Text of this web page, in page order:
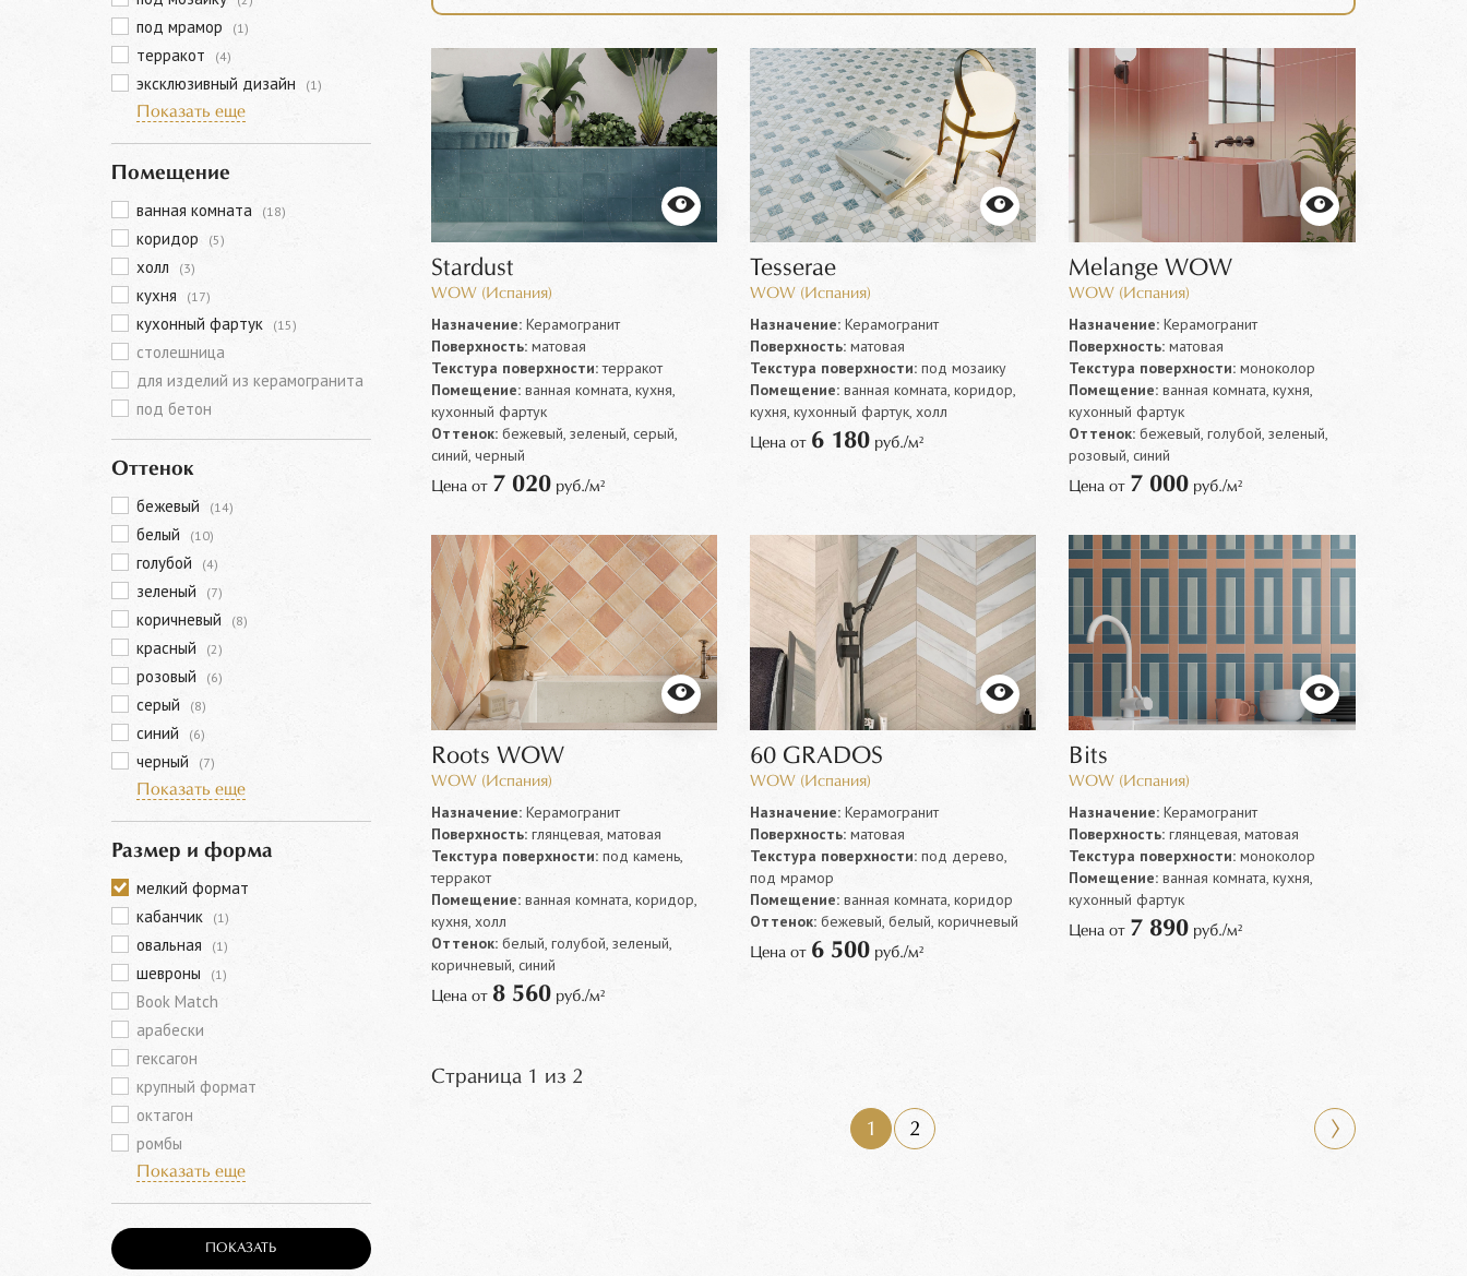
под мрамор (1)
терракот (4)
эксклюзивный дизайн
(1)
Показать еще
Помещение
ванная комната (18)
коридор (5)
холл (3)
кухня (17)
кухонный фартук (15)
столешница
для изделий из керамогранита
под бетон
Оттенок
бежевый (14)
белый (10)
голубой (4)
зеленый (7)
коричневый (8)
красный (2)
розовый (6)
серый (8)
синий (6)
черный
(7)
Показать еще
Размер и форма
мелкий формат
кабанчик
(1)
овальная (1)
шевроны (1)
Book Match
арабески
гексагон
крупный формат
октагон
ромбы
Показать еще
ПОКАЗАТЬ
Stardust
WOW (Испания)
Назначение:Керамогранит
Поверхность:матовая
Текстура поверхности:терракот
Помещение:ванная комната, кухня,
кухонный фартук
Оттенок:бежевый, зеленый, серый,
синий, черный
Цена от 7 020руб./м²
Tesserae
WOW (Испания)
Назначение:Керамогранит
Поверхность:матовая
Текстура поверхности:под мозаику
Помещение:ванная комната, коридор,
кухня, кухонный фартук, холл
Цена от 6 180руб./м²
Melange WOW
WOW (Испания)
Назначение: Керамогранит
Поверхность: матовая
Текстура поверхности: моноколор
Помещение: ванная комната, кухня,
кухонный фартук
Оттенок: бежевый, голубой, зеленый,
розовый, синий
Цена от 7 000 руб./м²
Roots WOW
WOW (Испания)
Назначение:Керамогранит
Поверхность:глянцевая, матовая
Текстура поверхности:под камень,
терракот
Помещение:ванная комната, коридор,
кухня, холл
Оттенок:белый, голубой, зеленый,
коричневый, синий
Цена от 8 560руб./м²
60 GRADOS
WOW (Испания)
Назначение:Керамогранит
Поверхность:матовая
Текстура поверхности:под дерево,
под мрамор
Помещение:ванная комната, коридор
Оттенок:бежевый, белый, коричневый
Цена от 6 500руб./м²
Bits
WOW (Испания)
Назначение: Керамогранит
Поверхность: глянцевая, матовая
Текстура поверхности: моноколор
Помещение: ванная комната, кухня,
кухонный фартук
Цена от 7 890 руб./м²
Страница 1 из 2
1 2